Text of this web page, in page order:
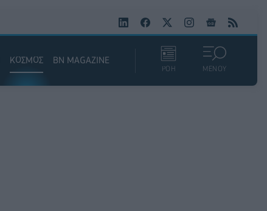
ΚΟΣΜΟΣ BN MAGAZINE
ΡΟΗ ΜΕΝΟΥ